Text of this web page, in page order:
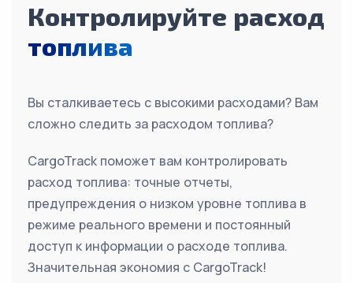
Контролируйте расход
топлива
Вы сталкиваетесь с высокими расходами? Вам
сложно следить за расходом топлива?
CargoTrack поможет вам контролировать
расход топлива: точные отчеты,
предупреждения о низком уровне топлива в
режиме реального времени и постоянный
доступ к информации о расходе топлива.
Значительная экономия с CargoTrack!